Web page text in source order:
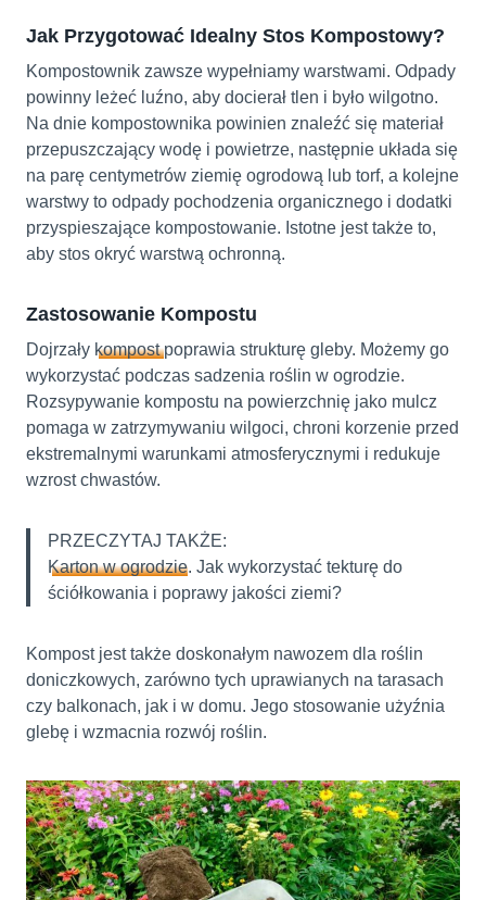
Jak Przygotować Idealny Stos Kompostowy?
Kompostownik zawsze wypełniamy warstwami. Odpady
powinny leżeć luźno, aby docierał tlen i było wilgotno.
Na dnie kompostownika powinien znaleźć się materiał
przepuszczający wodę i powietrze, następnie układa się
na parę centymetrów ziemię ogrodową lub torf, a kolejne
warstwy to odpady pochodzenia organicznego i dodatki
przyspieszające kompostowanie. Istotne jest także to,
aby stos okryć warstwą ochronną.
Zastosowanie Kompostu
Dojrzały kompostpoprawia strukturę gleby. Możemy go
wykorzystać podczas sadzenia roślin w ogrodzie.
Rozsypywanie kompostu na powierzchnię jako mulcz
pomaga w zatrzymywaniu wilgoci, chroni korzenie przed
ekstremalnymi warunkami atmosferycznymi i redukuje
wzrost chwastów.
PRZECZYTAJ TAKŻE:
Karton w ogrodzie. Jak wykorzystać tekturę do
ściółkowania i poprawy jakości ziemi?
Kompost jest także doskonałym nawozem dla roślin
doniczkowych, zarówno tych uprawianych na tarasach
czy balkonach, jak i w domu. Jego stosowanie użyźnia
glebę i wzmacnia rozwój roślin.